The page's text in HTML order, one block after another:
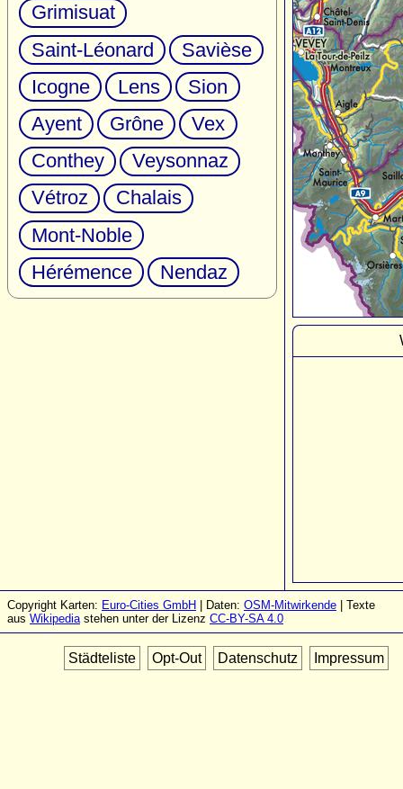
Grimisuat
Saint-Léonard
Savièse
Icogne
Lens
Sion
Ayent
Grône
Vex
Conthey
Veysonnaz
Vétroz
Chalais
Mont-Noble
Hérémence
Nendaz
Copyright Karten: Euro-Cities GmbH | Daten: OSM-Mitwirkende | Texte
aus Wikipediastehen unter der Lizenz CC-BY-SA 4.0
Städteliste Opt-Out Datenschutz Impressum